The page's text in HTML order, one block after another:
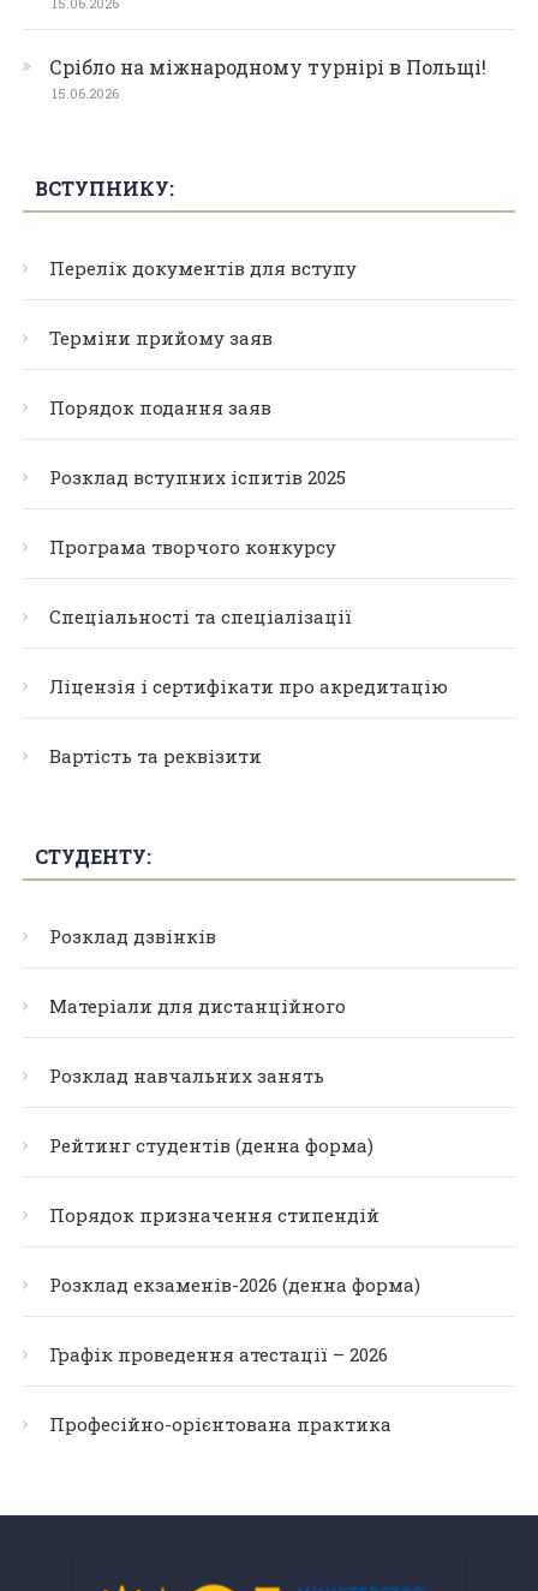
Срібло на міжнародному турнірі в Польщі!
15.06.2026
ВСТУПНИКУ:
Перелік документів для вступу
Терміни прийому заяв
Порядок подання заяв
Розклад вступних іспитів 2025
Програма творчого конкурсу
Спеціальності та спеціалізації
Ліцензія і сертифікати про акредитацію
Вартість та реквізити
СТУДЕНТУ:
Розклад дзвінків
Матеріали для дистанційного
Розклад навчальних занять
Рейтинг студентів (денна форма)
Порядок призначення стипендій
Розклад екзаменів-2026 (денна форма)
Графік проведення атестації – 2026
Професійно-орієнтована практика